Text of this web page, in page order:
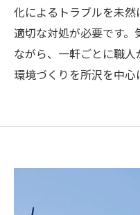
化によるトラブルを未
適切な対処が必要です
ながら、一軒ごとに職
環境づくりを所沢を中心